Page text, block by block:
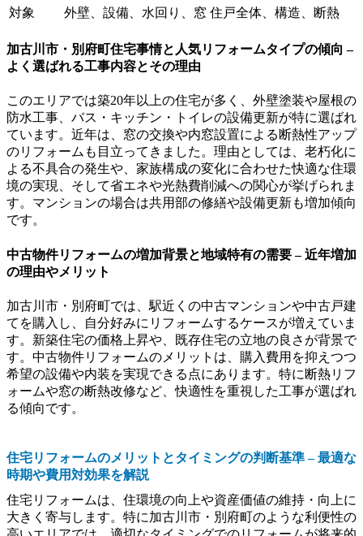
対象
外壁、設備、水回り、窓 住戸全体、構造、断熱
加古川市・別府町住宅事情と人気リフォームタイプの傾向 –
よく選ばれる工事内容とその理由
このエリアでは築20年以上の住宅が多く、外壁塗装や屋根の
防水工事、バス・キッチン・トイレの設備更新が特に選ばれ
ています。近年は、窓の交換や内窓設置による断熱性アップ
のリフォームも目立ってきました。理由としては、老朽化に
よる不具合の発生や、家族構成の変化に合わせた快適な住環
境の実現、そして省エネや光熱費削減への関心が挙げられま
す。マンションの場合は共用部の修繕や設備更新も増加傾向
です。
中古物件リフォームの増加背景と地域特有の需要 – 近年増加
の理由やメリット
加古川市・別府町では、駅近くの中古マンションや中古戸建
てを購入し、自分好みにリフォームするケースが増えていま
す。新築住宅の価格上昇や、既存住宅の立地の良さが背景で
す。中古物件リフォームのメリットは、購入費用を抑えつつ
希望の設備や内装を実現できる点にあります。特に断熱リフ
ォームや窓の断熱改修など、快適性を重視した工事が選ばれ
る傾向です。
住宅リフォームのメリットとタイミングの判断基準 – 最適な
時期や費用対効果を解説
住宅リフォームは、住環境の向上や資産価値の維持・向上に
大きく寄与します。特に加古川市・別府町のような利便性の